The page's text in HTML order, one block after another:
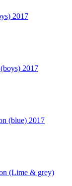
2017
2017
(blue) 2017
(Lime & grey)